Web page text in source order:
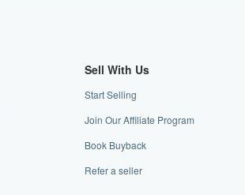
Sell With Us
Start Selling
Join Our Affiliate Program
Book Buyback
Refer a seller